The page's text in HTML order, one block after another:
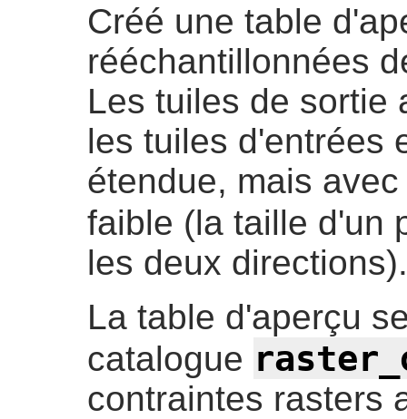
Créé une table
rééchantillonnées
Les tuiles de sortie
les tuiles d'entrées
étendue, mais
faible (la taille d'un
les deux directions).
La table d'aperçu
catalogue
contraintes rasters